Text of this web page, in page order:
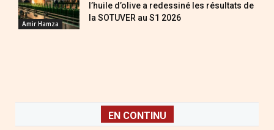
Amir Hamza
l’huile d’olive a redessiné les résultats de
la SOTUVER au S1 2026
EN CONTINU